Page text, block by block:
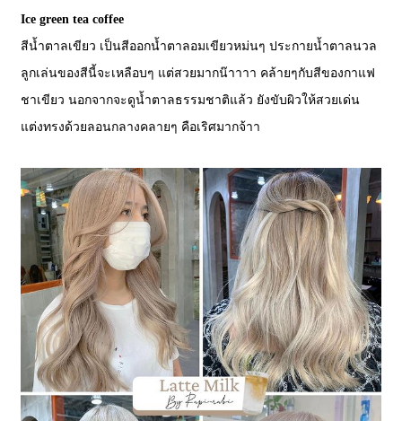
Ice green tea coffee
สีน้ำตาลเขียว เป็นสีออกน้ำตาลอมเขียวหม่นๆ ประกายน้ำตาลนวล
ลูกเล่นของสีนี้จะเหลือบๆ แต่สวยมากน๊าาาา คล้ายๆกับสีของกาแฟ
ชาเขียว นอกจากจะดูน้ำตาลธรรมชาติแล้ว ยังขับผิวให้สวยเด่น
แต่งทรงด้วยลอนกลางคลายๆ คือเริศมากจ้าา